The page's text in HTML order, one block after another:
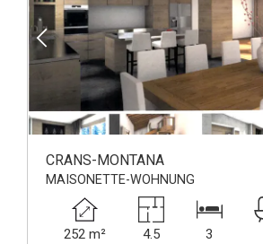
CRANS-MONTANA
MAISONETTE-WOHNUNG
252 m² 4.5 3